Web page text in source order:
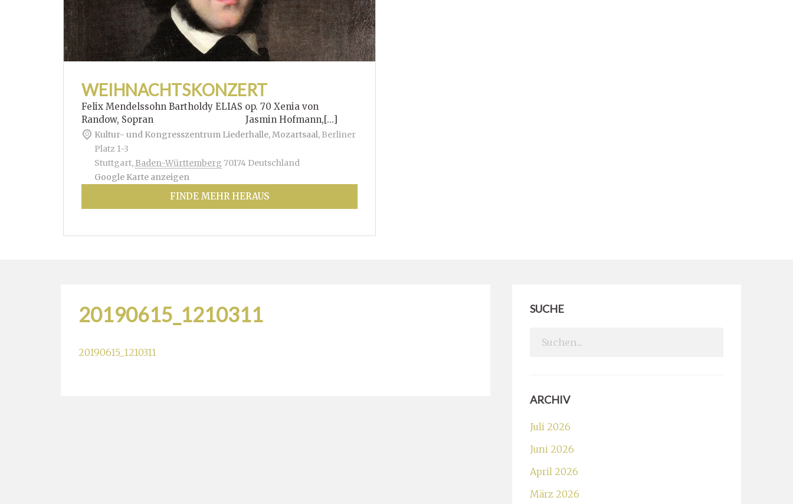
WEIHNACHTSKONZERT
Felix Mendelssohn Bartholdy ELIAS op. 70 Xenia von
Randow, Sopran Jasmin Hofmann,[...]
Kultur- und Kongresszentrum Liederhalle, Mozartsaal, Berliner
Platz 1-3
Stuttgart, Baden-Württemberg 70174 Deutschland
Google Karte anzeigen
FINDE MEHR HERAUS
20190615_1210311
20190615_1210311
SUCHE
Search
ARCHIV
Juli 2026
Juni 2026
April 2026
März 2026